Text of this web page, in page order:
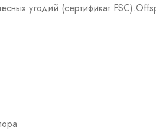
угодий (сертификат